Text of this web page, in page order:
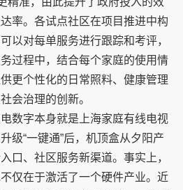
率。各试点社区在项目推进中构
以对每单服务进行跟踪和考评，
过程中，结合每个家庭的使用情
更个性化的日常照料、健康管理
会治理的创新。
数字本身就是上海家庭有线电视
级“一键通”后，机顶盒从夕阳产
口、社区服务新渠道。事实上，
仅在于激活了一个硬件产业。近